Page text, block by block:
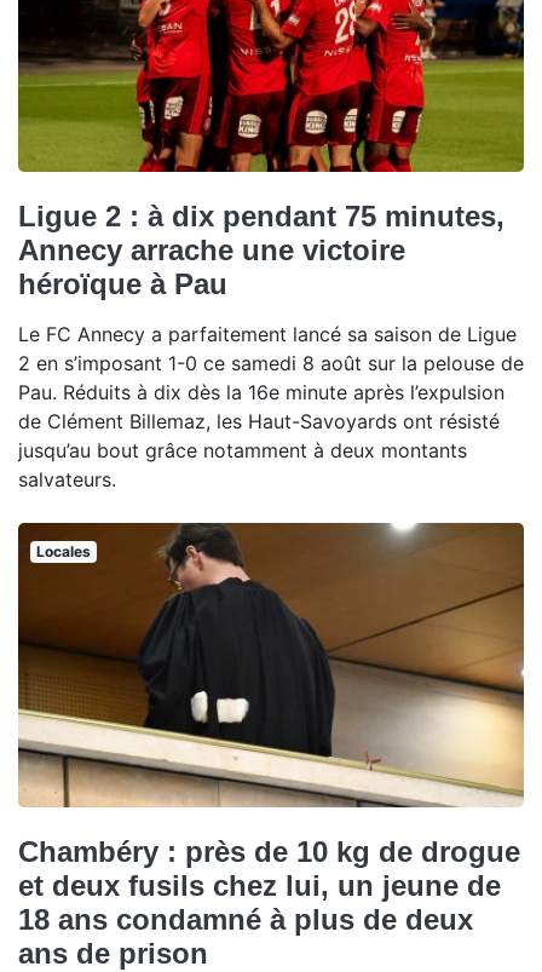
Ligue 2 : à dix pendant 75 minutes,
Annecy arrache une victoire
héroïque à Pau
Le FC Annecy a parfaitement lancé sa saison de Ligue
2 en s’imposant 1-0 ce samedi 8 août sur la pelouse de
Pau. Réduits à dix dès la 16e minute après l’expulsion
de Clément Billemaz, les Haut-Savoyards ont résisté
jusqu’au bout grâce notamment à deux montants
salvateurs.
Locales
Chambéry : près de 10 kg de drogue
et deux fusils chez lui, un jeune de
18 ans condamné à plus de deux
ans de prison